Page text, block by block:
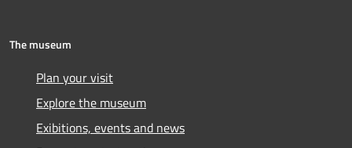
The museum
Plan your visit
Explore the museum
Exibitions, events and news